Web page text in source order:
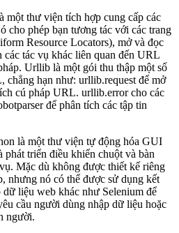
thư viện tích hợp cung cấp các
cho phép bạn tương tác với các trang
Resource Locators), mở và đọc
tác vụ khác liên quan đến URL
Urllib là một gói thu thập một số
hạn như: urllib.request để mở
cú pháp URL. urllib.error cho các
để phân tích các tập tin
là một thư viện tự động hóa GUI
phát triển điều khiển chuột và bàn
Mặc dù không được thiết kế riêng
nhưng nó có thể được sử dụng kết
liệu web khác như Selenium để
cầu người dùng nhập dữ liệu hoặc
người.